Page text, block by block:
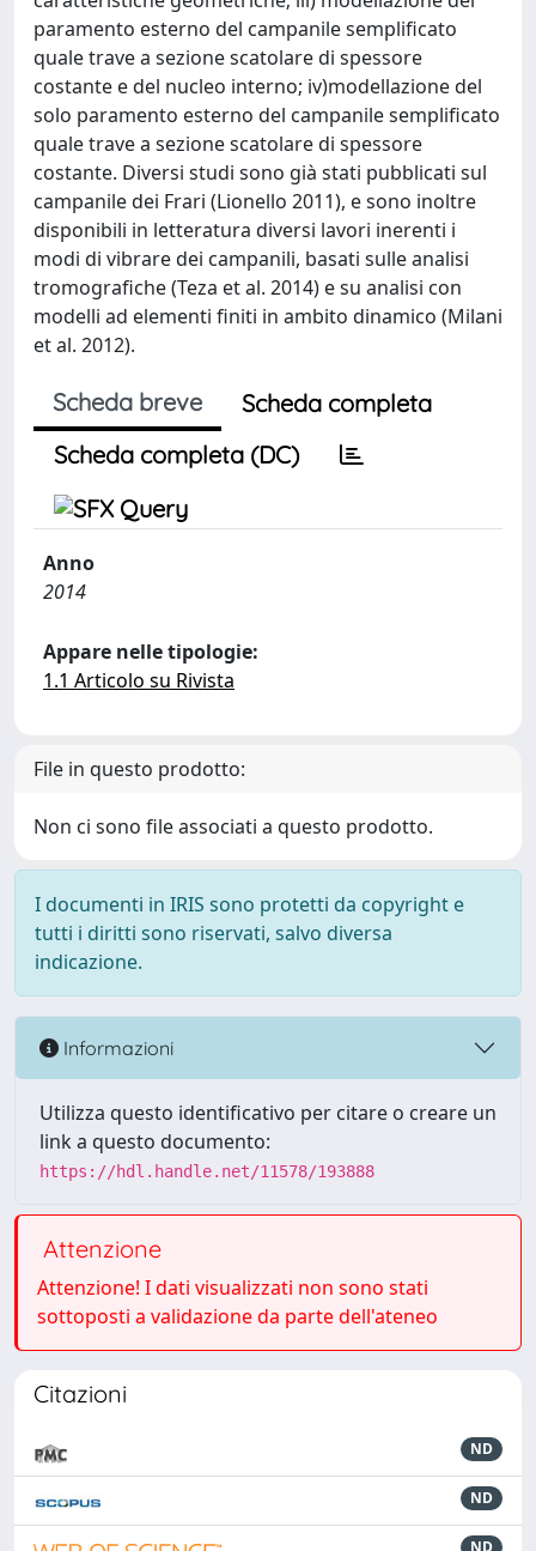
paramento esterno del campanile semplificato
quale trave a sezione scatolare di spessore
costante e del nucleo interno; iv)modellazione del
solo paramento esterno del campanile semplificato
quale trave a sezione scatolare di spessore
costante. Diversi studi sono già stati pubblicati sul
campanile dei Frari (Lionello 2011), e sono inoltre
disponibili in letteratura diversi lavori inerenti i
modi di vibrare dei campanili, basati sulle analisi
tromografiche (Teza et al. 2014) e su analisi con
modelli ad elementi finiti in ambito dinamico (Milani
et al. 2012).
Scheda breve
Scheda completa
Scheda completa (DC)
Anno
2014
Appare nelle tipologie:
1.1 Articolo su Rivista
File in questo prodotto:
Non ci sono file associati a questo prodotto.
I documenti in IRIS sono protetti da copyright e
tutti i diritti sono riservati, salvo diversa
indicazione.
Informazioni
Utilizza questo identificativo per citare o creare un
link a questo documento:
https://hdl.handle.net/11578/193888
Attenzione
Attenzione! I dati visualizzati non sono stati
sottoposti a validazione da parte dell'ateneo
Citazioni
ND
ND